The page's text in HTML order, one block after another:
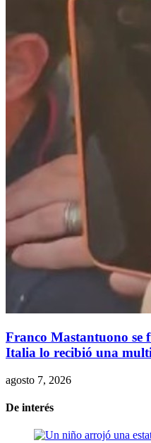
Franco Mastantuono se
Italia lo recibió una
agosto 7, 2026
De interés